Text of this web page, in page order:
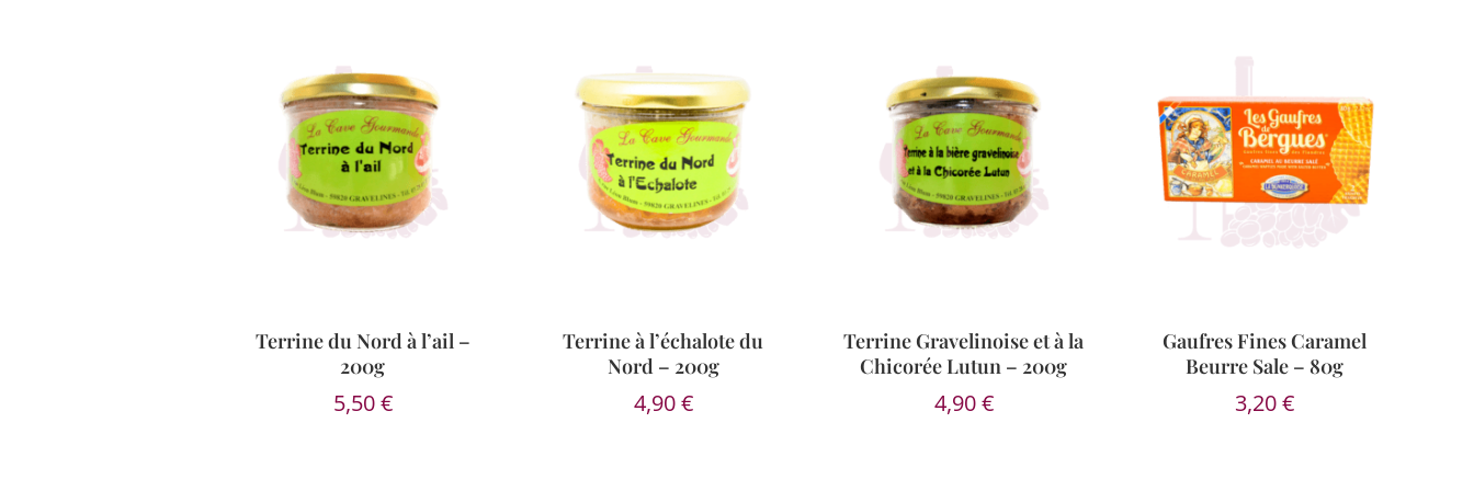
Terrine du Nord à l’ail –
200g
5,50€
Terrine à l’échalote du
Nord – 200g
4,90€
Terrine Gravelinoise et à la
Chicorée Lutun – 200g
4,90€
Gaufres Fines Caramel
Beurre Sale – 80g
3,20€